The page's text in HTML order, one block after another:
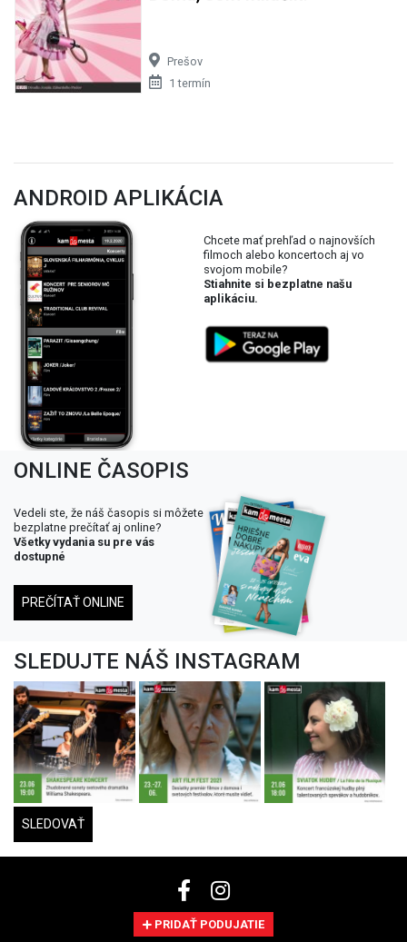
Prešov
1 termín
ANDROID APLIKÁCIA
Chcete mať prehľad o najnovších
filmoch alebo koncertoch aj vo
svojom mobile?
Stiahnite si bezplatne našu
aplikáciu.
ONLINE ČASOPIS
Vedeli ste, že náš časopis si môžete
bezplatne prečítať aj online?
Všetky vydania su pre vás
dostupné
PREČÍTAŤ ONLINE
SLEDUJTE NÁŠ INSTAGRAM
SLEDOVAŤ
PRIDAŤ PODUJATIE